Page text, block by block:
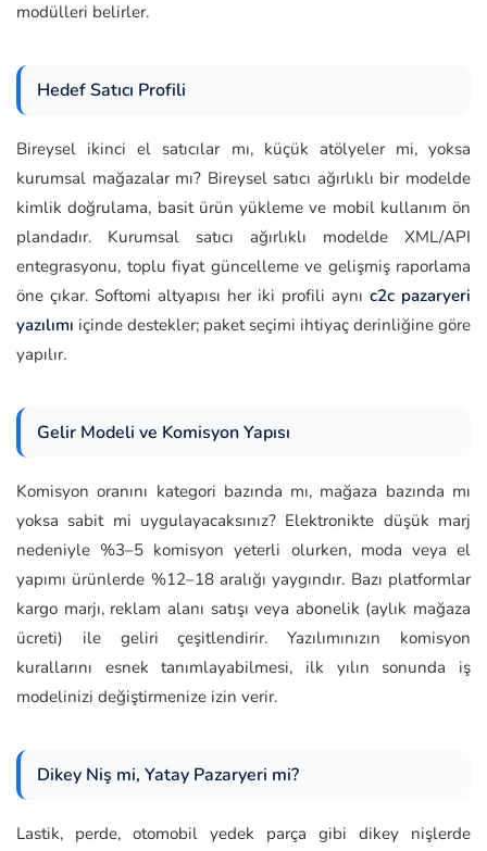
modülleri belirler.
Hedef Satıcı Profili
Bireysel ikinci el satıcılar mı, küçük atölyeler mi, yoksa
kurumsal mağazalar mı? Bireysel satıcı ağırlıklı bir modelde
kimlik doğrulama, basit ürün yükleme ve mobil kullanım ön
plandadır. Kurumsal satıcı ağırlıklı modelde XML/API
entegrasyonu, toplu fiyat güncelleme ve gelişmiş raporlama
öne çıkar. Softomi altyapısı her iki profili aynı c2c pazaryeri
yazılımı içinde destekler; paket seçimi ihtiyaç derinliğine göre
yapılır.
Gelir Modeli ve Komisyon Yapısı
Komisyon oranını kategori bazında mı, mağaza bazında mı
yoksa sabit mi uygulayacaksınız? Elektronikte düşük marj
nedeniyle %3–5 komisyon yeterli olurken, moda veya el
yapımı ürünlerde %12–18 aralığı yaygındır. Bazı platformlar
kargo marjı, reklam alanı satışı veya abonelik (aylık mağaza
ücreti) ile geliri çeşitlendirir. Yazılımınızın komisyon
kurallarını esnek tanımlayabilmesi, ilk yılın sonunda iş
modelinizi değiştirmenize izin verir.
Dikey Niş mi, Yatay Pazaryeri mi?
Lastik, perde, otomobil yedek parça gibi dikey nişlerde